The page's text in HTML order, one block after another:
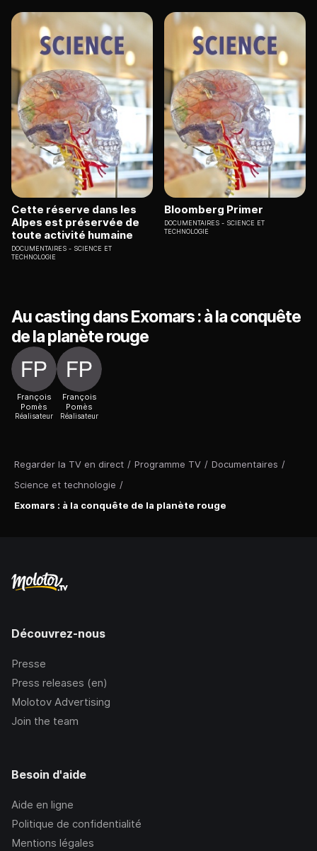
Regarder la TV en direct / Programme TV / Documentaires /
Science et technologie /
Exomars : à la conquête de la planète rouge
Cette réserve dans les
Alpes est préservée de
toute activité humaine
DOCUMENTAIRES
SCIENCE ET
TECHNOLOGIE
Bloomberg Primer
DOCUMENTAIRES
SCIENCE ET
TECHNOLOGIE
Au casting dans Exomars : à la conquête
de la planète rouge
François
Pomès
Réalisateur
François
Pomès
Réalisateur
Découvrez-nous
Presse
Press releases (en)
Molotov Advertising
Join the team
Besoin d'aide
Aide en ligne
Politique de confidentialité
Mentions légales